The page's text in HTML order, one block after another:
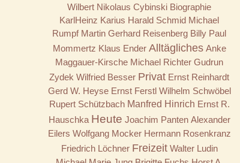
Wilbert Nikolaus Cybinski Biographie
KarlHeinz Karius Harald Schmid Michael
Rumpf Martin Gerhard Reisenberg Billy Paul
Mommertz Klaus Ender Alltägliches Anke
Maggauer-Kirsche Michael Richter Gudrun
Zydek Wilfried Besser Privat Ernst Reinhardt
Gerd W. Heyse Ernst Ferstl Wilhelm Schwöbel
Rupert Schützbach Manfred Hinrich Ernst R.
Hauschka Heute Joachim Panten Alexander
Eilers Wolfgang Mocker Hermann Rosenkranz
Friedrich Löchner Freizeit Walter Ludin